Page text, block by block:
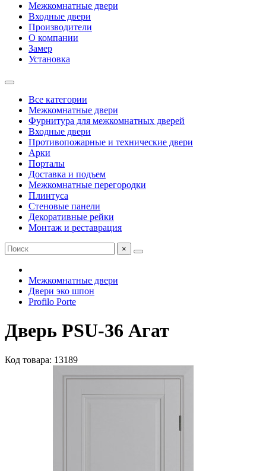
Межкомнатные двери
Входные двери
Производители
О компании
Замер
Установка
Все категории
Межкомнатные двери
Фурнитура для межкомнатных дверей
Входные двери
Противопожарные и технические двери
Арки
Порталы
Доставка и подъем
Межкомнатные перегородки
Плинтуса
Стеновые панели
Декоративные рейки
Монтаж и реставрация
×
Межкомнатные двери
Двери эко шпон
Profilo Porte
Дверь PSU-36 Агат
Код товара: 13189